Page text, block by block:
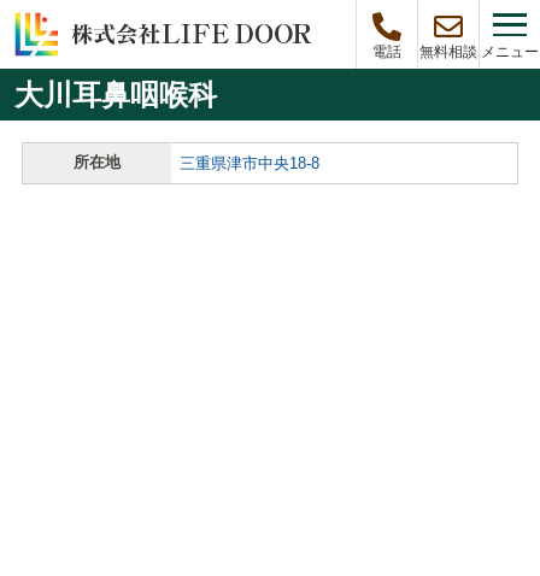
電話 無料相談 メニュー
大川耳鼻咽喉科
所在地 三重県津市中央18-8